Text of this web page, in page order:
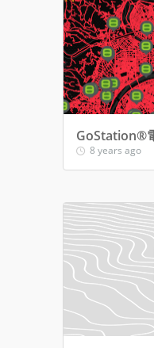
8 years ago